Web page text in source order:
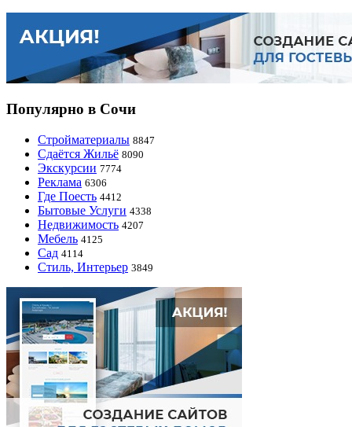
Популярно в Сочи
Стройматериалы 8847
Сдаётся Жильё 8090
Экскурсии 7774
Реклама 6306
Где Поесть 4412
Бытовые Услуги 4338
Недвижимость 4207
Мебель 4125
Сад 4114
Стиль, Интерьер 3849